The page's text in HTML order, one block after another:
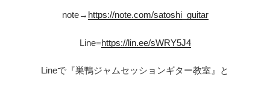
note→ https://note.com/satoshi_guitar
Line=https://lin.ee/sWRY5J4
Lineで『巣鴨ジャムセッションギター教室』と